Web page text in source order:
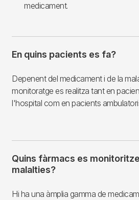
medicament.
En quins pacients es fa?
Depenent del medicament i de la
monitoratge es realitza tant en
l'hospital com en pacients
Quins fàrmacs es
malalties?
Hi ha una àmplia gamma de